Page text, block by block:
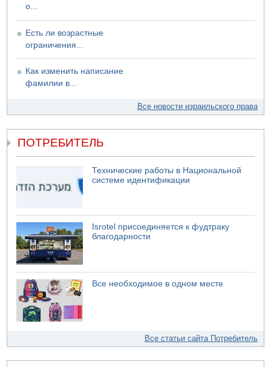
о...
Есть ли возрастные
ограничения...
Как изменить написание
фамилии в...
Все новости израильского права
ПОТРЕБИТЕЛЬ
Технические работы в Национальной
системе идентификации
Isrotel присоединяется к фудтраку
благодарности
Все необходимое в одном месте
Все статьи сайта Потребитель